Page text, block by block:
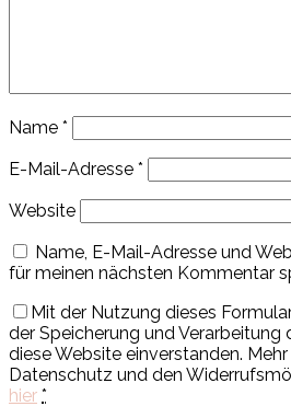
Name *
E-Mail-Adresse *
Website
Name, E-Mail-Adresse und
für meinen nächsten Kommentar
Mit der Nutzung dieses
der Speicherung und Verarbeitung
diese Website einverstanden.
Datenschutz und den
hier *